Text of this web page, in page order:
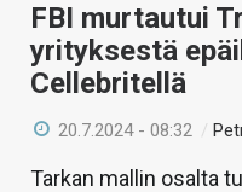
FBI murtautui
yrityksestä
Cellebritellä
20.7.2024 - 08:32 /
Tarkan mallin osalta